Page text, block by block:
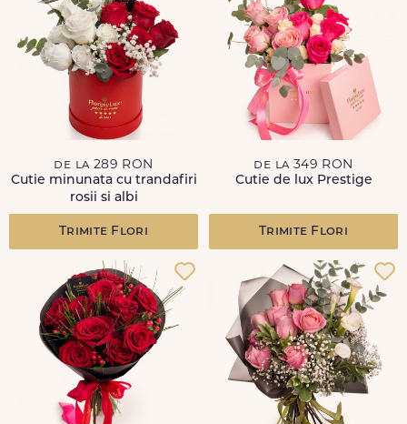
de la 289 RON
Cutie minunata cu trandafiri
rosii si albi
Trimite Flori
de la 349 RON
Cutie de lux Prestige
Trimite Flori